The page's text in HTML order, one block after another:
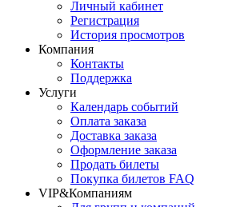
Личный кабинет
Регистрация
История просмотров
Компания
Контакты
Поддержка
Услуги
Календарь событий
Оплата заказа
Доставка заказа
Оформление заказа
Продать билеты
Покупка билетов FAQ
VIP&Компаниям